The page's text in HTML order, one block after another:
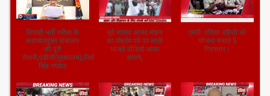
सिपाही भर्ती परीक्षा के
कदाचारमुक्त संचालन
की पूरी
तैयारी,एडीजी(मुख्यालय),जितेंद्र
सिंह गंगवार
पूर्व सांसद आनंद मोहन
का मोहर्रम पर्व पर लाठी
भांजते वीडियो आया
सामने,
एमपी: दतिया डकैती की
योजना बनाते 5
गिरफ्तार।